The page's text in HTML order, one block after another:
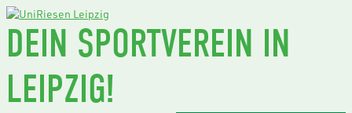
DEIN SPORTVEREIN IN
LEIPZIG!